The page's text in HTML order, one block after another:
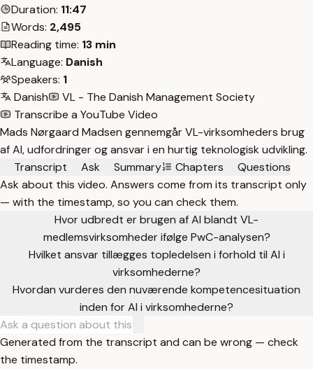
Duration: 11:47
Words: 2,495
Reading time: 13 min
Language: Danish
Speakers: 1
Danish
VL - The Danish Management Society
Transcribe a YouTube Video
Mads Nørgaard Madsen gennemgår VL-virksomheders brug
af AI, udfordringer og ansvar i en hurtig teknologisk udvikling.
Transcript
Ask Summary Chapters
Questions
Ask about this video. Answers come from its transcript only
— with the timestamp, so you can check them.
Hvor udbredt er brugen af AI blandt VL-
medlemsvirksomheder ifølge PwC-analysen?
Hvilket ansvar tillægges topledelsen i forhold til AI i
virksomhederne?
Hvordan vurderes den nuværende kompetencesituation
inden for AI i virksomhederne?
Generated from the transcript and can be wrong — check
the timestamp.